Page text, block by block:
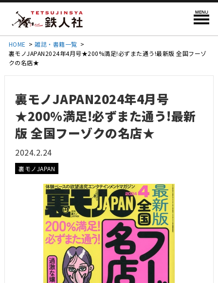
HOME > 雑誌・書籍一覧 >
裏モノJAPAN2024年4月号★200%満足!必ずまた通う!最新版 全国フーゾ
クの名店★
裏モノJAPAN2024年4月号
★200%満足!必ずまた通う!最新
版 全国フーゾクの名店★
2024.2.24
裏モノJAPAN